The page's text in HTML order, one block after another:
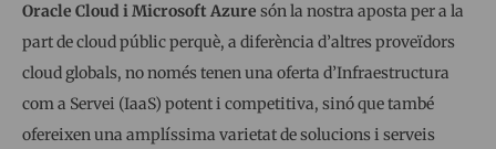
Oracle Cloud i Microsoft Azure són la nostra aposta per a la
part de cloud públic perquè, a diferència d’altres proveïdors
cloud globals, no només tenen una oferta d’Infraestructura
com a Servei (IaaS) potent i competitiva, sinó que també
ofereixen una amplíssima varietat de solucions i serveis